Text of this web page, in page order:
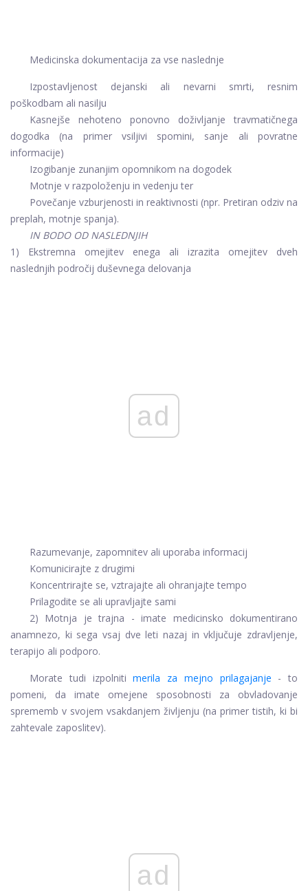
Medicinska dokumentacija za vse naslednje
Izpostavljenost dejanski ali nevarni smrti, resnim
poškodbam ali nasilju
Kasnejše nehoteno ponovno doživljanje travmatičnega
dogodka (na primer vsiljivi spomini, sanje ali povratne
informacije)
Izogibanje zunanjim opomnikom na dogodek
Motnje v razpoloženju in vedenju ter
Povečanje vzburjenosti in reaktivnosti (npr. Pretiran odziv na
preplah, motnje spanja).
IN BODO OD NASLEDNJIH
1) Ekstremna omejitev enega ali izrazita omejitev dveh
naslednjih področij duševnega delovanja
ad
Razumevanje, zapomnitev ali uporaba informacij
Komunicirajte z drugimi
Koncentrirajte se, vztrajajte ali ohranjajte tempo
Prilagodite se ali upravljajte sami
2) Motnja je trajna - imate medicinsko dokumentirano
anamnezo, ki sega vsaj dve leti nazaj in vključuje zdravljenje,
terapijo ali podporo.
Morate tudi izpolnitimerila za mejno prilagajanje - to
pomeni, da imate omejene sposobnosti za obvladovanje
sprememb v svojem vsakdanjem življenju (na primer tistih, ki bi
zahtevale zaposlitev).
ad